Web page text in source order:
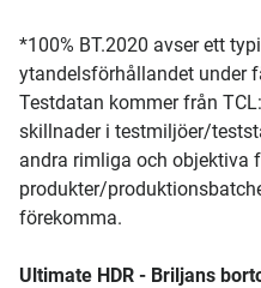
*100% BT.2020 avser ett
ytandelsförhållandet under
Testdatan kommer från
skillnader i testmiljöer/
andra rimliga och objektiva
produkter/
förekomma.
Ultimate HDR - Briljans